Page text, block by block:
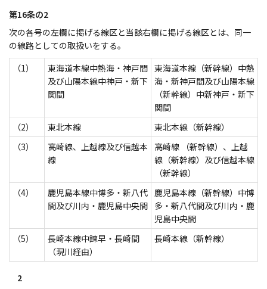
第16条の2
次の各号の左欄に掲げる線区と当該右欄に掲げる線区とは、同一
の線路としての取扱いをする。
（1）
東海道本線中熱海・神戸間
及び山陽本線中神戸・新下
関間
東海道本線（新幹線）中熱
海・新神戸間及び山陽本線
（新幹線）中新神戸・新下
関間
（2）
東北本線
東北本線（新幹線）
（3）
高崎線、上越線及び信越本
線
高崎線 （新幹線）、上越
線（新幹線）及び信越本線
（新幹線）
（4）
鹿児島本線中博多・新八代
間及び川内・鹿児島中央間
鹿児島本線（新幹線）中博
多・新八代間及び川内・鹿
児島中央間
（5）
長崎本線中諫早・長崎間
（現川経由）
長崎本線（新幹線）
2